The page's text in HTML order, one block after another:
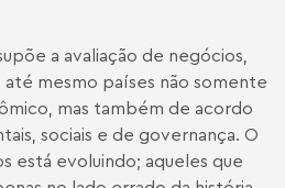
a avaliação de negócios,
mesmo países não somente
mas também de acordo
sociais e de governança. O
está evoluindo; aqueles que